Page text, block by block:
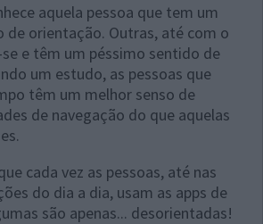
aquela pessoa que tem um
de orientação. Outras, até com o
e têm um péssimo sentido de
um estudo, as pessoas que
têm um melhor senso de
de navegação do que aquelas
cada vez as pessoas, até nas
do dia a dia, usam as apps de
são apenas... desorientadas!